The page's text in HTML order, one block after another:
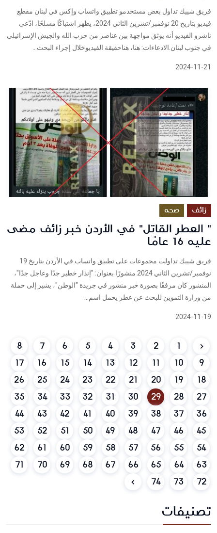
فريق شييك تداول بعض مستخدمو تطبيق واتساب وإكس في لبنان مقطع
فيديو بتاريخ 20 نوفمبر/تشرين الثاني 2024، يظهر اشتباكًا مسلحًا، ادّعى
ناشرو الفيديو أنه يوثق مواجهة بين عناصر من حزب الله والجيش الإسرائيلي
في جنوب لبنان.الادعاءات: هنا، هناحقيقة الفيديوخلال إجراء البحث...
2024-11-21
زائف صحه
" العطر القاتل" في الأردن خبر زائف مضى
عليه 16 عامًا
فريق شييك تداولت مجموعات على تطبيق واتساب في الأردن بتاريخ 19
نوفمبر/تشرين الثاني 2024 منشورًا بعنوان: "إنذار خطير جدًا وعاجل جدًا"،
المنشور كان مرفقًا بصورة خبر منشور في جريدة "الوطن"، يشير إلى حملة
من وزارة التموين للبحث عن عطر يحمل اسم...
2024-11-19
1
2
3
4
5
6
7
8
9
10
11
12
13
14
15
16
17
18
19
20
21
22
23
24
25
26
27
28
29
30
31
32
33
34
35
36
37
38
39
40
41
42
43
44
45
46
47
48
49
50
51
52
53
54
55
56
57
58
59
60
61
62
63
64
65
66
67
68
69
70
71
72
73
74
تصنيفات